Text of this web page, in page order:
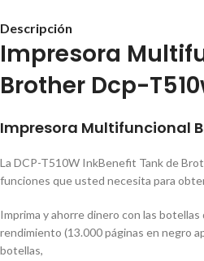
Descripción
Impresora
Brother Dcp-
Impresora Multifuncional
La DCP-T510W InkBenefit Tank de
funciones que usted necesita para
Imprima y ahorre dinero con las
rendimiento (13.000 páginas en negro
botellas,